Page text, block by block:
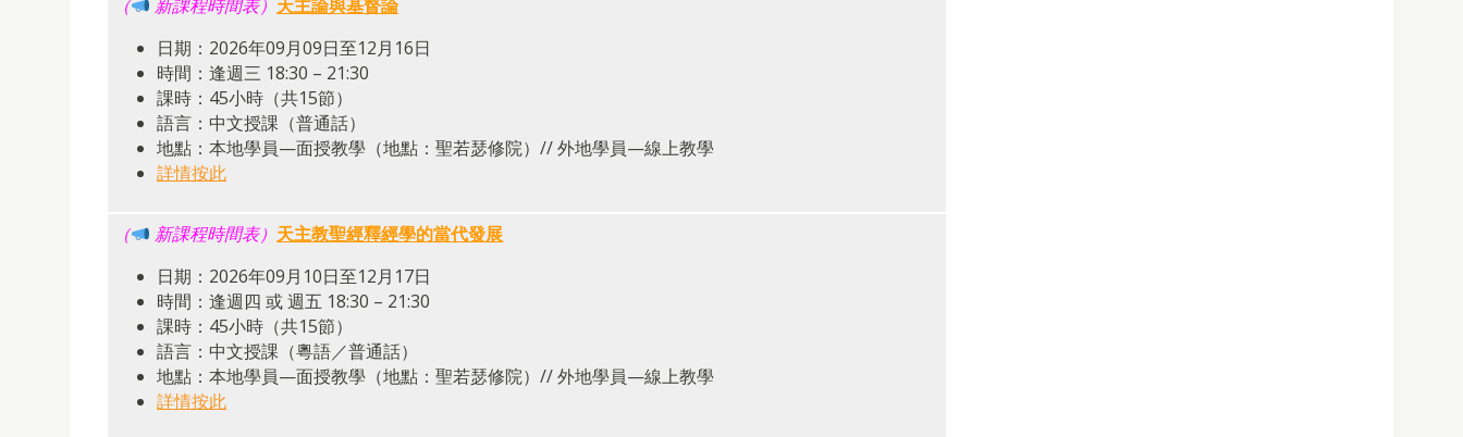
（ 新課程時間表） 天主論與基督論
日期：2026年09月09日至12月16日
時間：逢週三 18:30 – 21:30
課時：45小時（共15節）
語言：中文授課（普通話）
地點：本地學員—面授教學（地點：聖若瑟修院）// 外地學員—線上教學
詳情按此
（ 新課程時間表） 天主教聖經釋經學的當代發展
日期：2026年09月10日至12月17日
時間：逢週四 或 週五 18:30 – 21:30
課時：45小時（共15節）
語言：中文授課（粵語／普通話）
地點：本地學員—面授教學（地點：聖若瑟修院）// 外地學員—線上教學
詳情按此